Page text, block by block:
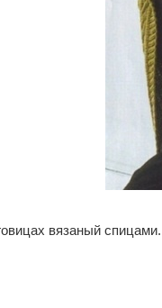
вязаный спицами.